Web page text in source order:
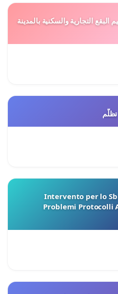
التجارية والسكنية بالمدينة
تظلّم
Intervento per lo
Problemi Protocolli